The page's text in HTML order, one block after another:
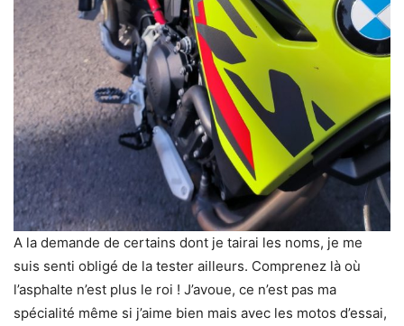
A la demande de certains dont je tairai les noms, je me
suis senti obligé de la tester ailleurs. Comprenez là où
l’asphalte n’est plus le roi ! J’avoue, ce n’est pas ma
spécialité même si j’aime bien mais avec les motos d’essai,